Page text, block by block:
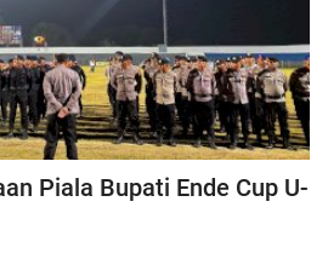
Piala Bupati Ende Cup U-